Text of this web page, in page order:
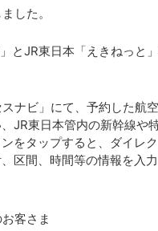
した。
とJR東日本「えきねっと
ナビ」にて、予約した航
JR東日本管内の新幹線や
をタップすると、ダイレ
区間、時間等の情報を入
客さま